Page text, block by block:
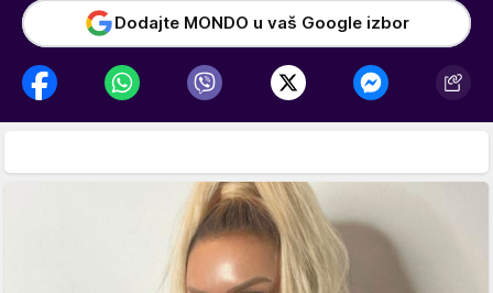
Dodajte MONDO u vaš Google izbor